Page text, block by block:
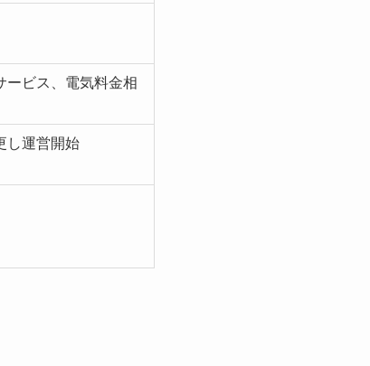
ービス、電気料金相
し運営開始